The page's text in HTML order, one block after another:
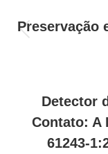
de
Preservação
Detector
Contato: A
61243-